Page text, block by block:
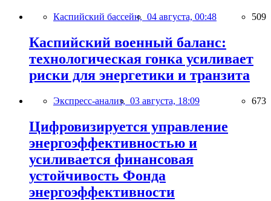
Каспийский бассейн, 04 августа, 00:48 509
Каспийский военный баланс:
технологическая гонка усиливает
риски для энергетики и транзита
Экспресс-анализ, 03 августа, 18:09 673
Цифровизируется управление
энергоэффективностью и
усиливается финансовая
устойчивость Фонда
энергоэффективности